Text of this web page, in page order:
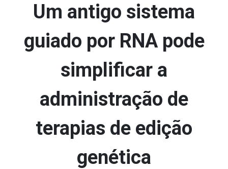
Um antigo sistema
guiado por RNA pode
simplificar a
administração de
terapias de edição
genética